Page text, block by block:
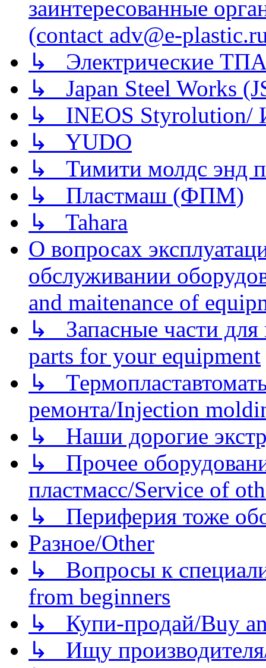
заинтересованные
(contact adv@e-
↳ Электрические
↳ Japan Steel Works
↳ INEOS
↳ YUDO
↳ Тимити молдс энд
↳ Пластмаш (ФПМ)
↳ Tahara
О вопросах
обслуживании
and maitenance of
↳ Запасные части для
parts for your equipment
↳
ремонта/Injection
↳ Наши дорогие
↳ Прочее
пластмасс/Service of
↳ Периферия тоже
Разное/Other
↳ Вопросы к
from beginners
↳ Купи-продай/Buy
↳ Ищу